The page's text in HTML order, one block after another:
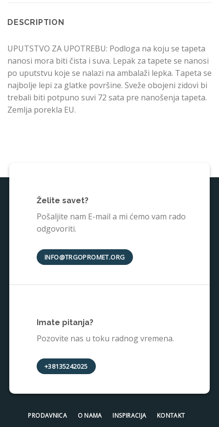
DESCRIPTION
UPUTSTVO ZA UPOTREBU: Podloga na koju se tapeta
nanosi mora biti čista i suva. Lepak za tapete se nanosi
po uputstvu koje se nalazi na ambalaži lepka. Tapeta se
najbolje lepi za glatke površine. Sveže obojeni zidovi bi
trebali biti potpuno suvi 72 sata pre nanošenja tapeta.
Zemlja porekla EU.
Želite savet?
Pošaljite nam E-mail a mi ćemo vam rado
odgovoriti.
INFO@TRGOPROMET.ORG
Imate pitanja?
Pozovite nas u toku radnog vremena.
+38135242025
PRODAVNICA O NAMA INSPIRACIJA KONTAKT